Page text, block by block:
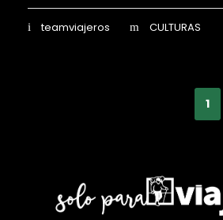
teamviajeros CULTURAS
1